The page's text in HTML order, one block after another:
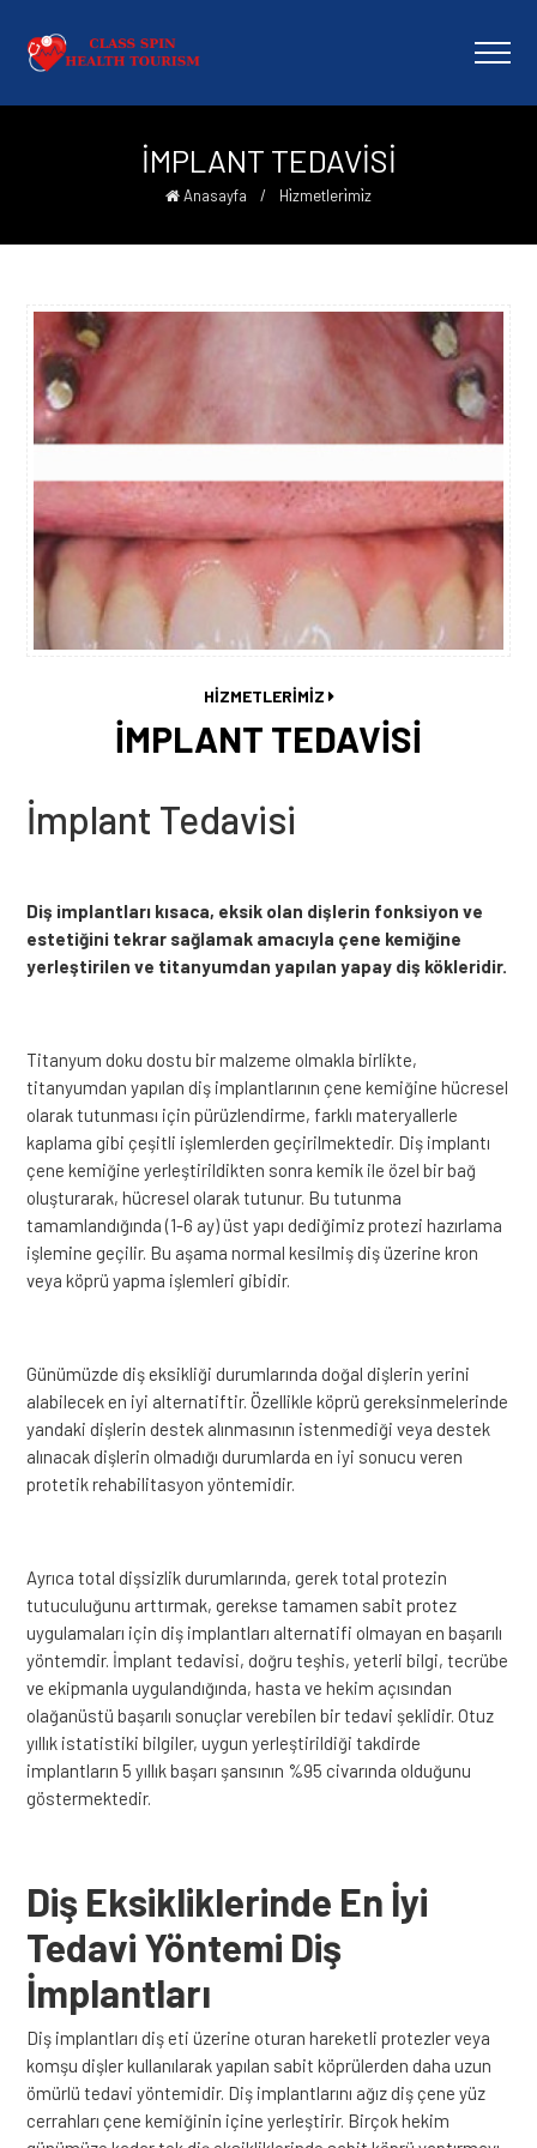
İMPLANT TEDAVİSİ
Anasayfa / Hi̇zmetleri̇mi̇z
HİZMETLERİMİZ
İMPLANT TEDAVİSİ
İmplant Tedavisi
Diş implantları kısaca, eksik olan dişlerin fonksiyon ve
estetiğini tekrar sağlamak amacıyla çene kemiğine
yerleştirilen ve titanyumdan yapılan yapay diş kökleridir.
Titanyum doku dostu bir malzeme olmakla birlikte,
titanyumdan yapılan diş implantlarının çene kemiğine hücresel
olarak tutunması için pürüzlendirme, farklı materyallerle
kaplama gibi çeşitli işlemlerden geçirilmektedir. Diş implantı
çene kemiğine yerleştirildikten sonra kemik ile özel bir bağ
oluşturarak, hücresel olarak tutunur. Bu tutunma
tamamlandığında (1-6 ay) üst yapı dediğimiz protezi hazırlama
işlemine geçilir. Bu aşama normal kesilmiş diş üzerine kron
veya köprü yapma işlemleri gibidir.
Günümüzde diş eksikliği durumlarında doğal dişlerin yerini
alabilecek en iyi alternatiftir. Özellikle köprü gereksinmelerinde
yandaki dişlerin destek alınmasının istenmediği veya destek
alınacak dişlerin olmadığı durumlarda en iyi sonucu veren
protetik rehabilitasyon yöntemidir.
Ayrıca total dişsizlik durumlarında, gerek total protezin
tutuculuğunu arttırmak, gerekse tamamen sabit protez
uygulamaları için diş implantları alternatifi olmayan en başarılı
yöntemdir. İmplant tedavisi, doğru teşhis, yeterli bilgi, tecrübe
ve ekipmanla uygulandığında, hasta ve hekim açısından
olağanüstü başarılı sonuçlar verebilen bir tedavi şeklidir. Otuz
yıllık istatistiki bilgiler, uygun yerleştirildiği takdirde
implantların 5 yıllık başarı şansının %95 civarında olduğunu
göstermektedir.
Diş Eksikliklerinde En İyi
Tedavi Yöntemi Diş
İmplantları
Diş implantları diş eti üzerine oturan hareketli protezler veya
komşu dişler kullanılarak yapılan sabit köprülerden daha uzun
ömürlü tedavi yöntemidir. Diş implantlarını ağız diş çene yüz
cerrahları çene kemiğinin içine yerleştirir. Birçok hekim